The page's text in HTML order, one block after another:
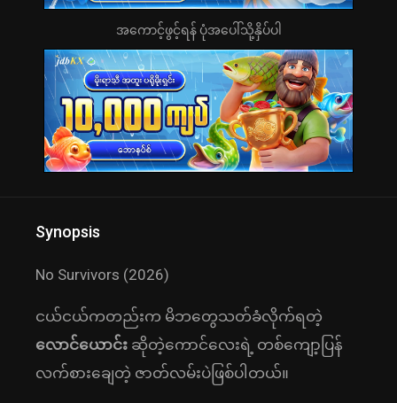
အကောင့်ဖွင့်ရန် ပုံအပေါ်သို့နှိပ်ပါ
Synopsis
No Survivors (2026)
ငယ်ငယ်ကတည်းက မိဘတွေသတ်ခံလိုက်ရတဲ့
လောင်ယောင်း ဆိုတဲ့ကောင်လေးရဲ့ တစ်ကျော့ပြန်
လက်စားချေတဲ့ ဇာတ်လမ်းပဲဖြစ်ပါတယ်။